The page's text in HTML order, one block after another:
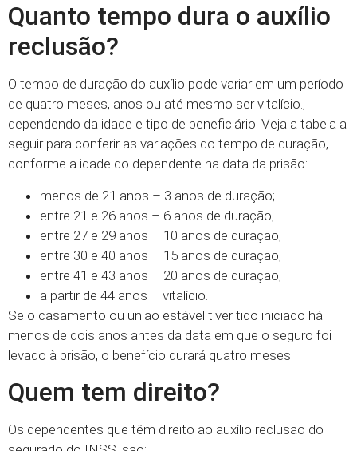
Quanto tempo dura o auxílio
reclusão?
O tempo de duração do auxílio pode variar em um período
de quatro meses, anos ou até mesmo ser vitalício.,
dependendo da idade e tipo de beneficiário. Veja a tabela a
seguir para conferir as variações do tempo de duração,
conforme a idade do dependente na data da prisão:
menos de 21 anos – 3 anos de duração;
entre 21 e 26 anos – 6 anos de duração;
entre 27 e 29 anos – 10 anos de duração;
entre 30 e 40 anos – 15 anos de duração;
entre 41 e 43 anos – 20 anos de duração;
a partir de 44 anos – vitalício.
Se o casamento ou união estável tiver tido iniciado há
menos de dois anos antes da data em que o seguro foi
levado à prisão, o benefício durará quatro meses.
Quem tem direito?
Os dependentes que têm direito ao auxílio reclusão do